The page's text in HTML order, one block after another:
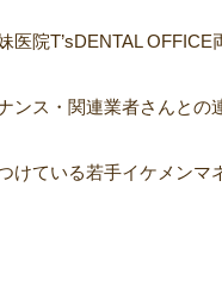
院T’sDENTAL OFFICE
ンス・関連業者さんとの
ている若手イケメンマ